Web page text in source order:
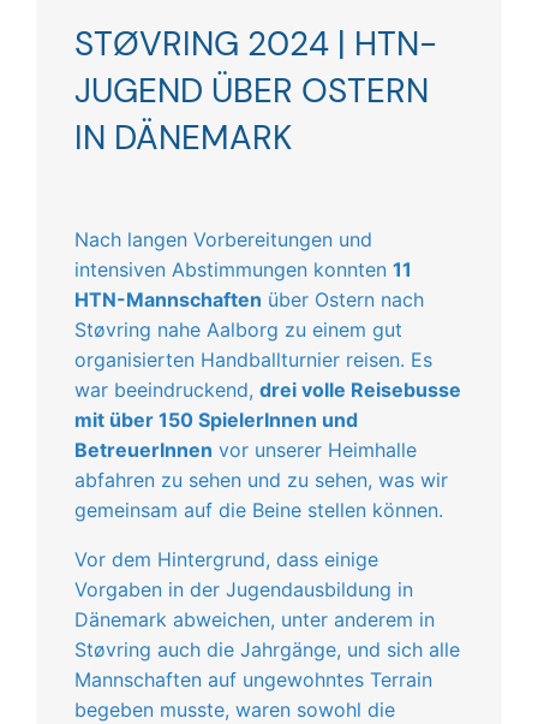
STØVRING 2024 | HTN-
JUGEND ÜBER OSTERN
IN DÄNEMARK
Nach langen Vorbereitungen und
intensiven Abstimmungen konnten 11
HTN-Mannschaften über Ostern nach
Støvring nahe Aalborg zu einem gut
organisierten Handballturnier reisen. Es
war beeindruckend, drei volle Reisebusse
mit über 150 SpielerInnen und
BetreuerInnen vor unserer Heimhalle
abfahren zu sehen und zu sehen, was wir
gemeinsam auf die Beine stellen können.
Vor dem Hintergrund, dass einige
Vorgaben in der Jugendausbildung in
Dänemark abweichen, unter anderem in
Støvring auch die Jahrgänge, und sich alle
Mannschaften auf ungewohntes Terrain
begeben musste, waren sowohl die